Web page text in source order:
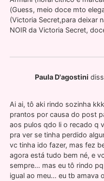
(Guess, meio doce mto
(Victoria Secret,para deixar
NOIR da Victoria Secret,
Paula D'agostini
Ai ai, tô aki rindo sozinha
prantos por causa do post
aos pulos qdo li o recado q
pra ver se tinha perdido
vc tinha ido fazer, mas fez
agora está tudo bem né, e
sempre… mas eu tô rindo
igual ao meu… eu tb amava